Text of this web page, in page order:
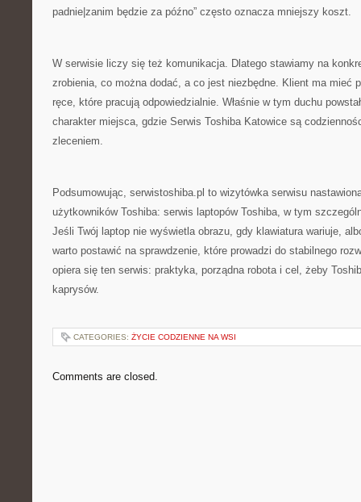
padnie|zanim będzie za późno” często oznacza mniejszy koszt.
W serwisie liczy się też komunikacja. Dlatego stawiamy na
zrobienia, co można dodać, a co jest niezbędne. Klient ma mieć
ręce, które pracują odpowiedzialnie. Właśnie w tym duchu
charakter miejsca, gdzie Serwis Toshiba Katowice są
zleceniem.
Podsumowując, serwistoshiba.pl to wizytówka serwisu
użytkowników Toshiba: serwis laptopów Toshiba, w tym
Jeśli Twój laptop nie wyświetla obrazu, gdy klawiatura wariuje,
warto postawić na sprawdzenie, które prowadzi do stabilnego
opiera się ten serwis: praktyka, porządna robota i cel, żeby
kaprysów.
CATEGORIES: ŻYCIE CODZIENNE NA WSI
Comments are closed.